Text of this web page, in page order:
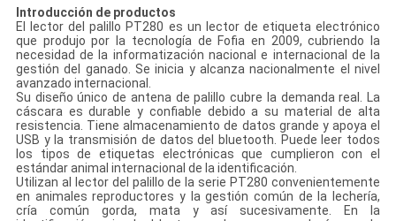
Introducción de productos
El lector del palillo PT280 es un lector de etiqueta electrónico
que produjo por la tecnología de Fofia en 2009, cubriendo la
necesidad de la informatización nacional e internacional de la
gestión del ganado. Se inicia y alcanza nacionalmente el nivel
avanzado internacional.
Su diseño único de antena de palillo cubre la demanda real. La
cáscara es durable y confiable debido a su material de alta
resistencia. Tiene almacenamiento de datos grande y apoya el
USB y la transmisión de datos del bluetooth. Puede leer todos
los tipos de etiquetas electrónicas que cumplieron con el
estándar animal internacional de la identificación.
Utilizan al lector del palillo de la serie PT280 convenientemente
en animales reproductores y la gestión común de la lechería,
cría común gorda, mata y así sucesivamente. En la